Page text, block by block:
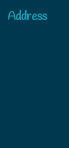
Address